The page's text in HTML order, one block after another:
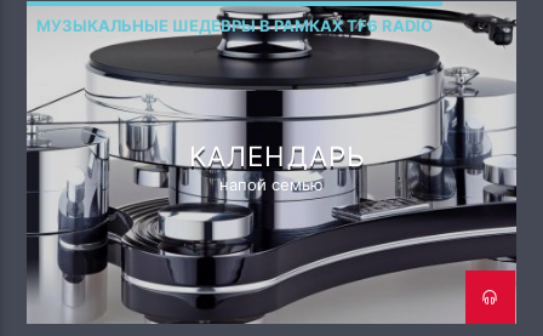
МУЗЫКАЛЬНЫЕ ШЕДЕВРЫ В РАМКАХ TF6 RADIO
КАЛЕНДАРЬ
напой семью